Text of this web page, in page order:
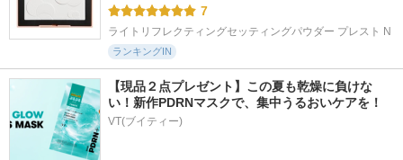
7
ライトリフレクティングセッティングパウダー プレスト N
ランキングIN
【現品２点プレゼント】この夏も乾燥に負けな
い！新作PDRNマスクで、集中うるおいケアを！
VT(ブイティー)